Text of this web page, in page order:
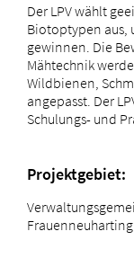
Der LPV wählt
Biotoptypen aus,
gewinnen. Die
Mähtechnik
Wildbienen,
angepasst. Der
Schulungs- und
Projektgebiet:
Frauenneuharting